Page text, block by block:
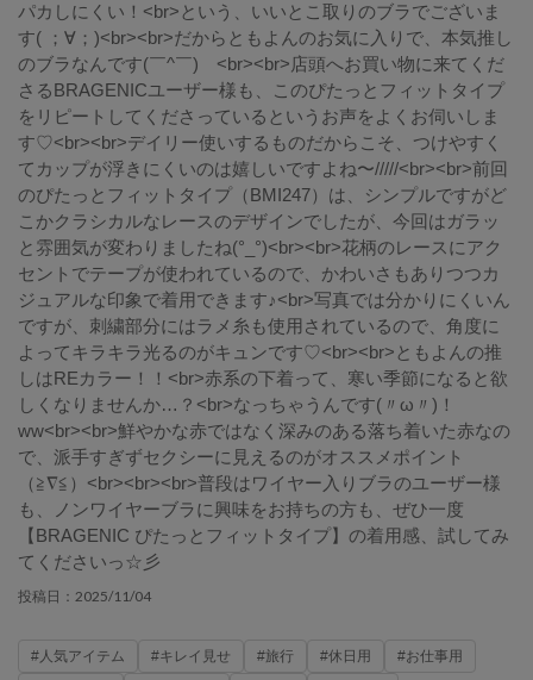
パカしにくい！<br>という、いいとこ取りのブラでございま
す( ；∀；)<br><br>だからともよんのお気に入りで、本気推し
のブラなんです(￣^￣)ゞ<br><br>店頭へお買い物に来てくだ
さるBRAGENICユーザー様も、このぴたっとフィットタイプ
をリピートしてくださっているというお声をよくお伺いしま
す♡<br><br>デイリー使いするものだからこそ、つけやすく
てカップが浮きにくいのは嬉しいですよね〜/////<br><br>前回
のぴたっとフィットタイプ（BMI247）は、シンプルですがど
こかクラシカルなレースのデザインでしたが、今回はガラッ
と雰囲気が変わりましたね(°_°)<br><br>花柄のレースにアク
セントでテープが使われているので、かわいさもありつつカ
ジュアルな印象で着用できます♪<br>写真では分かりにくいん
ですが、刺繍部分にはラメ糸も使用されているので、角度に
よってキラキラ光るのがキュンです♡<br><br>ともよんの推
しはREカラー！！<br>赤系の下着って、寒い季節になると欲
しくなりませんか…？<br>なっちゃうんです(〃ω〃)！
ww<br><br>鮮やかな赤ではなく深みのある落ち着いた赤なの
で、派手すぎずセクシーに見えるのがオススメポイント
（≧∇≦）<br><br><br>普段はワイヤー入りブラのユーザー様
も、ノンワイヤーブラに興味をお持ちの方も、ぜひ一度
【BRAGENIC ぴたっとフィットタイプ】の着用感、試してみ
てくださいっ☆彡
投稿日： 2025/11/04
#人気アイテム #キレイ見せ #旅行 #休日用
#お仕事用